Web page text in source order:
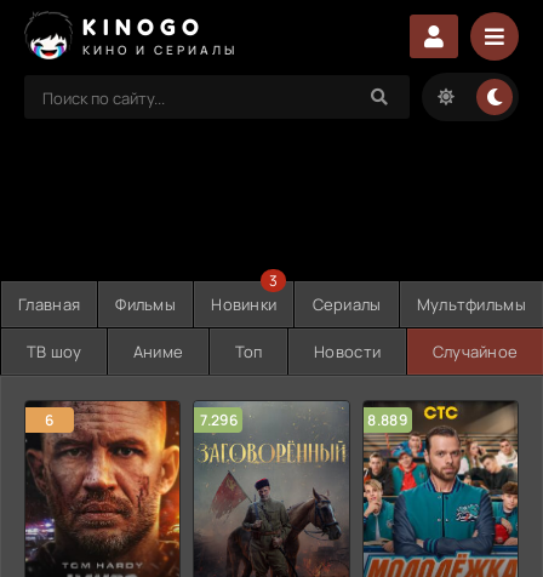
KINOGO
КИНО И СЕРИАЛЫ
Главная Фильмы Новинки
3
Сериалы Мультфильмы
ТВ шоу Аниме Топ Новости Случайное
6 7.296 8.889